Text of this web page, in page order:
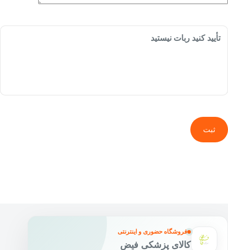
تأیید کنید ربات نیستید
ثبت
فروشگاه حضوری و اینترنتی
کالای پزشکی فیض